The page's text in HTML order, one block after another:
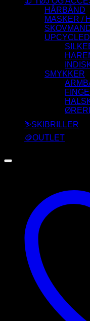
HÅRBÅND
MASKER /
SMYKKER
⛷️SKIBRILLER
🪙OUTLET